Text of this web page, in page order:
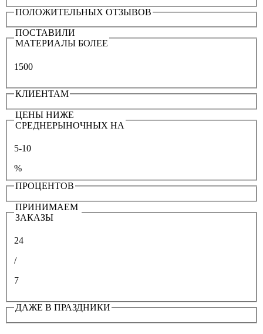
ПОЛОЖИТЕЛЬНЫХ ОТЗЫВОВ
ПОСТАВИЛИ
МАТЕРИАЛЫ БОЛЕЕ
1500
КЛИЕНТАМ
ЦЕНЫ НИЖЕ
СРЕДНЕРЫНОЧНЫХ НА
5-10
%
ПРОЦЕНТОВ
ПРИНИМАЕМ
ЗАКАЗЫ
24
/
7
ДАЖЕ В ПРАЗДНИКИ